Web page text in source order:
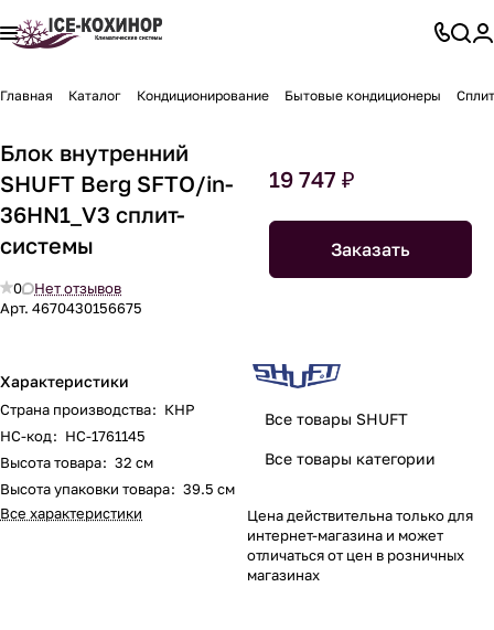
Главная Каталог Кондиционирование Бытовые кондиционеры
Блок внутренний
SHUFT Berg SFTO/in-
36HN1_V3 сплит-
системы
0
Нет отзывов
Арт. 4670430156675
Характеристики
Страна производства: КНР
НС-код: НС-1761145
Высота товара: 32 см
Высота упаковки товара: 39.5 см
Все характеристики
19 747 ₽
Заказать
Все товары SHUFT
Все товары категории
Цена действительна только для
интернет-магазина и может
отличаться от цен в розничных
магазинах